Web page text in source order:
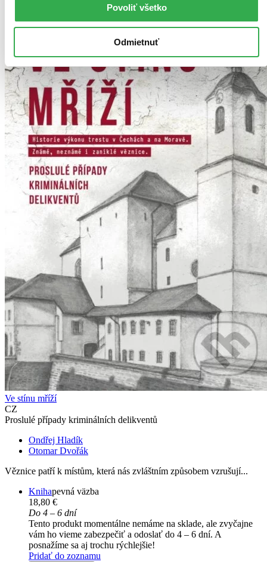
Povoliť všetko
Odmietnuť
Ve stínu mříží
CZ
Proslulé případy kriminálních delikventů
Ondřej Hladík
Otomar Dvořák
Věznice patří k místům, která nás zvláštním způsobem vzrušují...
Knihapevná väzba
18,80 €
Do 4 – 6 dní
Tento produkt momentálne nemáme na sklade, ale zvyčajne
vám ho vieme zabezpečiť a odoslať do 4 – 6 dní. A
posnažíme sa aj trochu rýchlejšie!
Pridať do zoznamu